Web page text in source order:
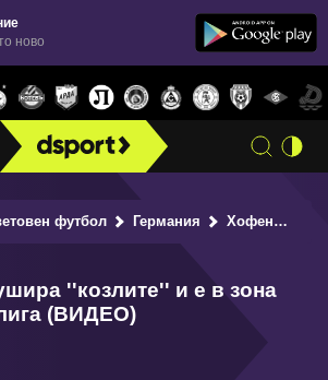
ново
футбол Германия Хофенхайм тушира ''козлите'' и е в зона Шампионска лига (ВИДЕО)
''козлите'' и е в зона
(ВИДЕО)